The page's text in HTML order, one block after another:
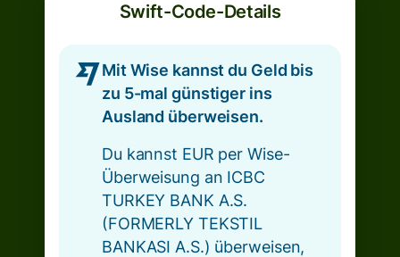
Swift-Code-Details
Mit Wise kannst du Geld bis
zu 5-mal günstiger ins
Ausland überweisen.
Du kannst EUR per Wise-
Überweisung an ICBC
TURKEY BANK A.S.
(FORMERLY TEKSTIL
BANKASI A.S.) überweisen,